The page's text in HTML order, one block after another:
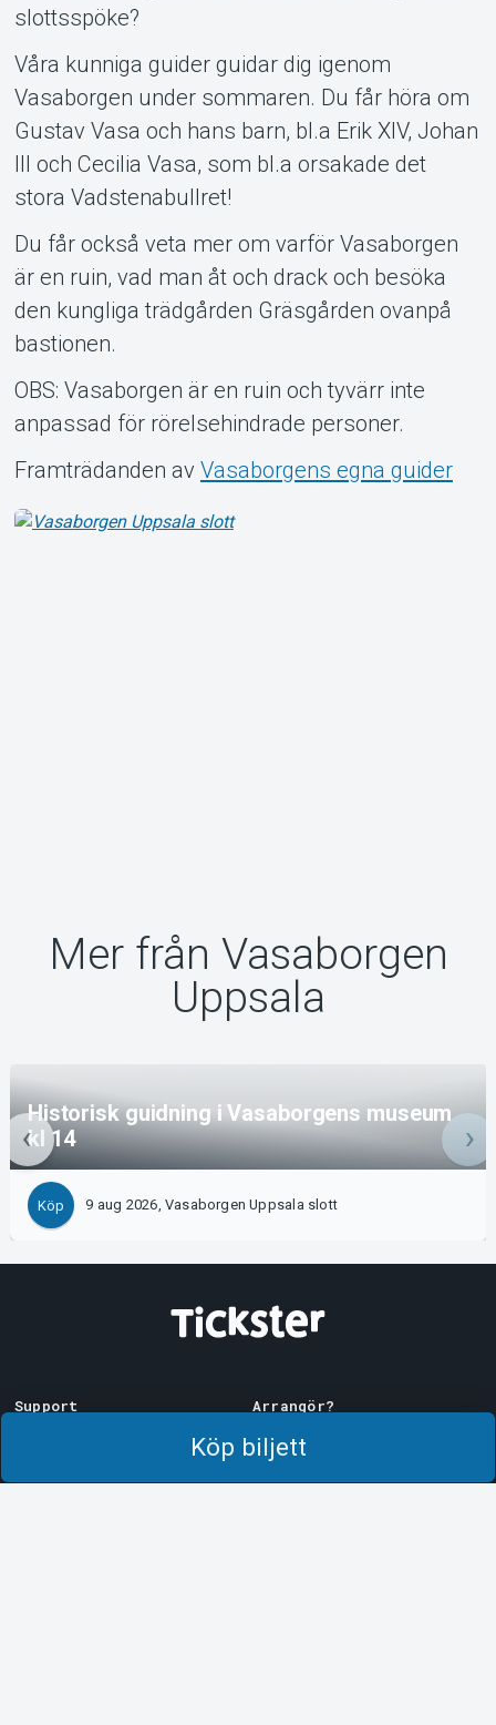
Köp biljett
slottsspöke?
Våra kunniga guider guidar dig igenom
Vasaborgen under sommaren. Du får höra om
Gustav Vasa och hans barn, bl.a Erik XIV, Johan
III och Cecilia Vasa, som bl.a orsakade det
stora Vadstenabullret!
Du får också veta mer om varför Vasaborgen
är en ruin, vad man åt och drack och besöka
den kungliga trädgården Gräsgården ovanpå
bastionen.
OBS: Vasaborgen är en ruin och tyvärr inte
anpassad för rörelsehindrade personer.
Framträdanden av Vasaborgens egna guider
Mer från Vasaborgen
Uppsala
Historisk guidning i Vasaborgens museum
kl 14
Köp 9 aug 2026, Vasaborgen Uppsala slott
Support
Arrangör?
Logga in i Manager